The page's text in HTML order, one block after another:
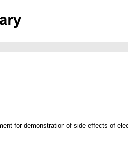
for demonstration of side effects of